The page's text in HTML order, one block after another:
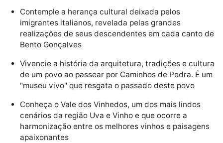
Contemple a herança cultural deixada pelos
imigrantes italianos, revelada pelas grandes
realizações de seus descendentes em cada canto de
Bento Gonçalves
Vivencie a história da arquitetura, tradições e cultura
de um povo ao passear por Caminhos de Pedra. É um
"museu vivo" que resgata o passado deste povo
Conheça o Vale dos Vinhedos, um dos mais lindos
cenários da região Uva e Vinho e que ocorre a
harmonização entre os melhores vinhos e paisagens
apaixonantes